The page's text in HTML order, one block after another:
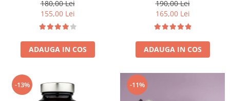
180,00 Lei
155,00 Lei
ADAUGA IN COS
190,00 Lei
165,00 Lei
ADAUGA IN COS
-13% -11%